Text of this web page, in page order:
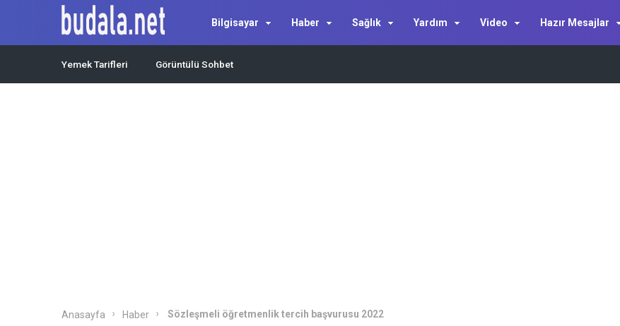
Bilgisayar Haber Sağlık Yardım Video Hazır Mesajlar
Yemek Tarifleri Görüntülü Sohbet
Anasayfa Haber Sözleşmeli öğretmenlik tercih başvurusu 2022